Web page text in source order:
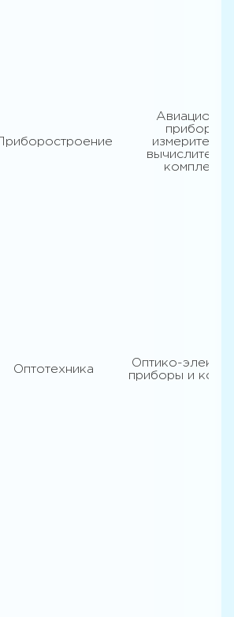
Приборостроение
приборы и
комплексы
Оптотехника
Оптико-
приборы и